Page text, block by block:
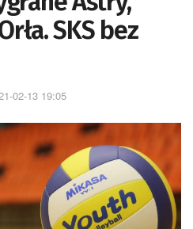
SKS bez
02-13 19:05